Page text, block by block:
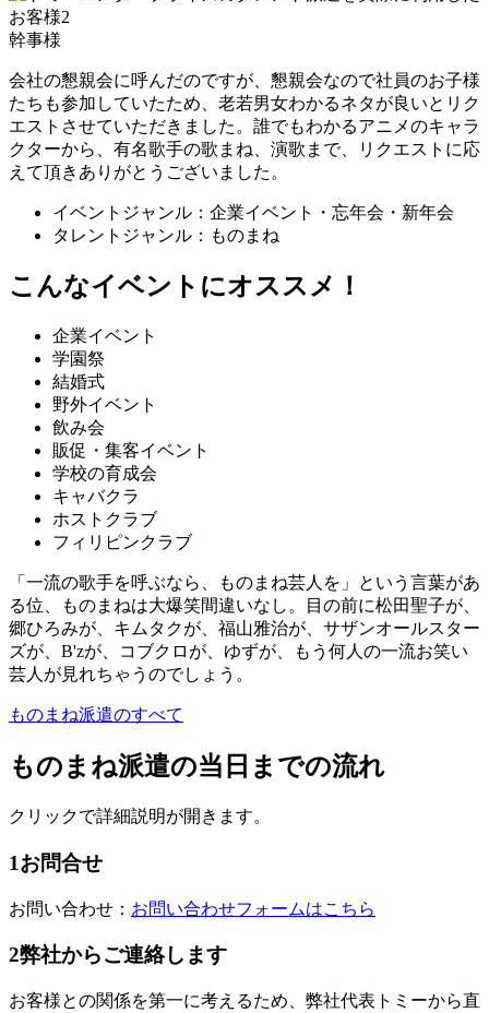
幹事様
会社の懇親会に呼んだのですが、懇親会なので社員のお子様
たちも参加していたため、老若男女わかるネタが良いとリク
エストさせていただきました。誰でもわかるアニメのキャラ
クターから、有名歌手の歌まね、演歌まで、リクエストに応
えて頂きありがとうございました。
イベントジャンル：企業イベント・忘年会・新年会
タレントジャンル：ものまね
こんなイベントにオススメ！
企業イベント
学園祭
結婚式
野外イベント
飲み会
販促・集客イベント
学校の育成会
キャバクラ
ホストクラブ
フィリピンクラブ
「一流の歌手を呼ぶなら、ものまね芸人を」という言葉があ
る位、ものまねは大爆笑間違いなし。目の前に松田聖子が、
郷ひろみが、キムタクが、福山雅治が、サザンオールスター
ズが、B'zが、コブクロが、ゆずが、もう何人の一流お笑い
芸人が見れちゃうのでしょう。
ものまね派遣のすべて
ものまね派遣の当日までの流れ
クリックで詳細説明が開きます。
1お問合せ
お問い合わせ： お問い合わせフォームはこちら
2弊社からご連絡します
お客様との関係を第一に考えるため、弊社代表トミーから直